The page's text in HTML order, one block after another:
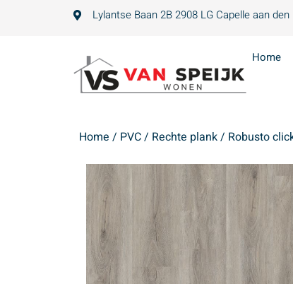
Lylantse Baan 2B 2908 LG Capelle aan
Home
Home / PVC/ Rechte plank/ Robusto